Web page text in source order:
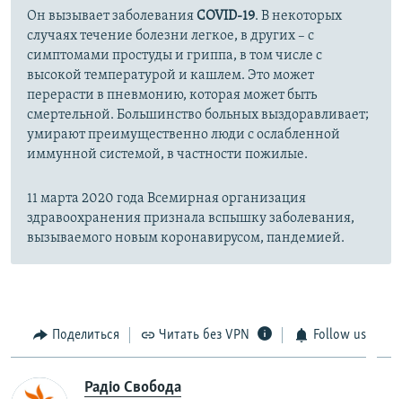
Он вызывает заболеванияCOVID-19. В некоторых
случаях течение болезни легкое, в других – с
симптомами простуды и гриппа, в том числе с
высокой температурой и кашлем. Это может
перерасти в пневмонию, которая может быть
смертельной. Большинство больных выздоравливает;
умирают преимущественно люди с ослабленной
иммунной системой, в частности пожилые.
11 марта 2020 года Всемирная организация
здравоохранения признала вспышку заболевания,
вызываемого новым коронавирусом, пандемией.
Поделиться Читать без VPN Follow us
Радіо Свобода